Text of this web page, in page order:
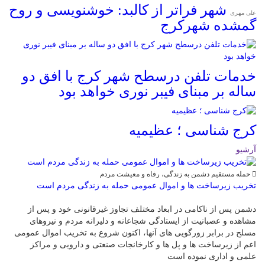
علی مهری
شهر فراتر از کالبد: خوشنویسی و روح
گمشده شهرکرج
خدمات تلفن درسطح شهر کرج با افق دو
ساله بر مبنای فیبر نوری خواهد بود
کرج شناسی ؛ عظیمیه
آرشیو
حمله مستقیم دشمن به زندگی، رفاه و معیشت مردم
تخریب زیرساخت ها و اموال عمومی حمله به زندگی مردم است
دشمن پس از ناکامی در ابعاد مختلف تجاوز غیرقانونی خود و پس از
مشاهده و عصبانیت از ایستادگی شجاعانه و دلیرانه مردم و نیروهای
مسلح در برابر زورگویی های آنها، اکنون شروع به تخریب اموال عمومی
اعم از زیرساخت ها و پل ها و کارخانجات صنعتی و دارویی و مراکز
علمی و اداری نموده است